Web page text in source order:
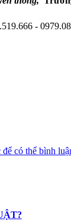
-
để có thể bình